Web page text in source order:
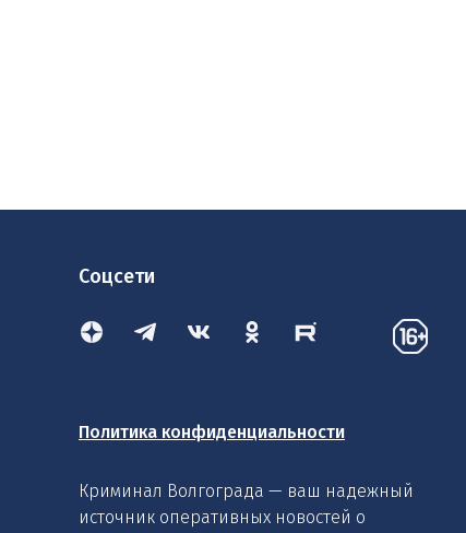
Соцсети
Политика конфиденциальности
Криминал Волгограда — ваш надежный
источник оперативных новостей о